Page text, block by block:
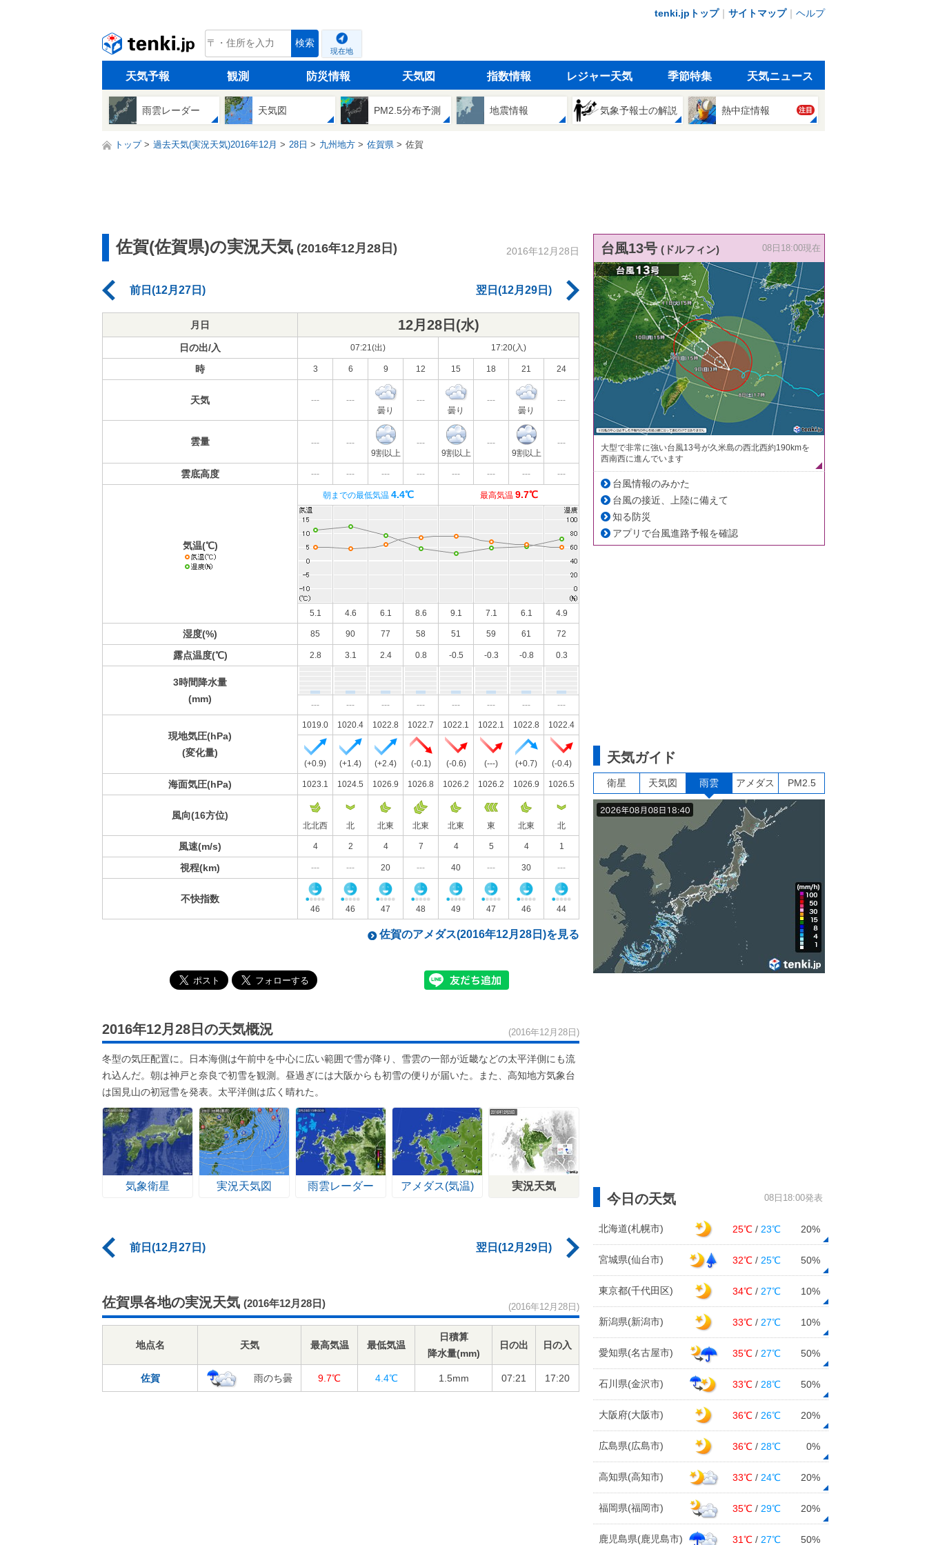
tenki.jpトップ｜ サイトマップ｜ ヘルプ
tenki.jp 検索
現在地
天気予報 観測 防災情報 天気図 指数情報 レジャー天気 季節特集 天気ニュース
雨雲レーダー 天気図 PM2.5分布予測 地震情報 気象予報士の解説 熱中症情報 注目
トップ 過去天気(実況天気)2016年12月 28日 九州地方 佐賀県 佐賀
佐賀(佐賀県)の実況天気 (2016年12月28日) 2016年12月28日
前日(12月27日) 翌日(12月29日)
月日 12月28日(水)
日の出/入 07:21(出) 17:20(入)
時 3 6 9 12 15 18 21 24
天気 ---
---
曇り
---
曇り
---
曇り
---
雲量 ---
---
9割以上
---
9割以上
---
9割以上
---
雲底高度 --- --- --- --- --- --- --- ---
気温(℃)
朝までの最低気温 4.4℃ 最高気温 9.7℃
5.1 4.6 6.1 8.6 9.1 7.1 6.1 4.9
湿度(%) 85 90 77 58 51 59 61 72
露点温度(℃) 2.8 3.1 2.4 0.8 -0.5 -0.3 -0.8 0.3
3時間降水量
(mm)
--- --- --- --- --- --- --- ---
現地気圧(hPa)
(変化量)
1019.0 1020.4 1022.8 1022.7 1022.1 1022.1 1022.8 1022.4
(+0.9) (+1.4) (+2.4) (-0.1) (-0.6) (---) (+0.7) (-0.4)
海面気圧(hPa) 1023.1 1024.5 1026.9 1026.8 1026.2 1026.2 1026.9 1026.5
風向(16方位)
北北西 北 北東 北東 北東 東 北東 北
風速(m/s) 4 2 4 7 4 5 4 1
視程(km) --- --- 20 --- 40 --- 30 ---
不快指数
46 46 47 48 49 47 46 44
佐賀のアメダス(2016年12月28日)を見る
2016年12月28日の天気概況 (2016年12月28日)
冬型の気圧配置に。日本海側は午前中を中心に広い範囲で雪が降り、雪雲の一部が近畿などの太平洋側にも流
れ込んだ。朝は神戸と奈良で初雪を観測。昼過ぎには大阪からも初雪の便りが届いた。また、高知地方気象台
は国見山の初冠雪を発表。太平洋側は広く晴れた。
気象衛星 実況天気図 雨雲レーダー アメダス(気温) 実況天気
前日(12月27日) 翌日(12月29日)
佐賀県各地の実況天気 (2016年12月28日) (2016年12月28日)
地点名 天気 最高気温 最低気温
日積算
降水量(mm)
日の出 日の入
佐賀 雨のち曇 9.7℃ 4.4℃ 1.5mm 07:21 17:20
台風13号 (ドルフィン) 08日18:00現在
大型で非常に強い台風13号が久米島の西北西約190kmを
西南西に進んでいます
台風情報のみかた
台風の接近、上陸に備えて
知る防災
アプリで台風進路予報を確認
天気ガイド
衛星 天気図 雨雲 アメダス PM2.5
今日の天気 08日18:00発表
北海道(札幌市) 25℃ / 23℃ 20%
宮城県(仙台市) 32℃ / 25℃ 50%
東京都(千代田区) 34℃ / 27℃ 10%
新潟県(新潟市) 33℃ / 27℃ 10%
愛知県(名古屋市) 35℃ / 27℃ 50%
石川県(金沢市) 33℃ / 28℃ 50%
大阪府(大阪市) 36℃ / 26℃ 20%
広島県(広島市) 36℃ / 28℃ 0%
高知県(高知市) 33℃ / 24℃ 20%
福岡県(福岡市) 35℃ / 29℃ 20%
鹿児島県(鹿児島市) 31℃ / 27℃ 50%